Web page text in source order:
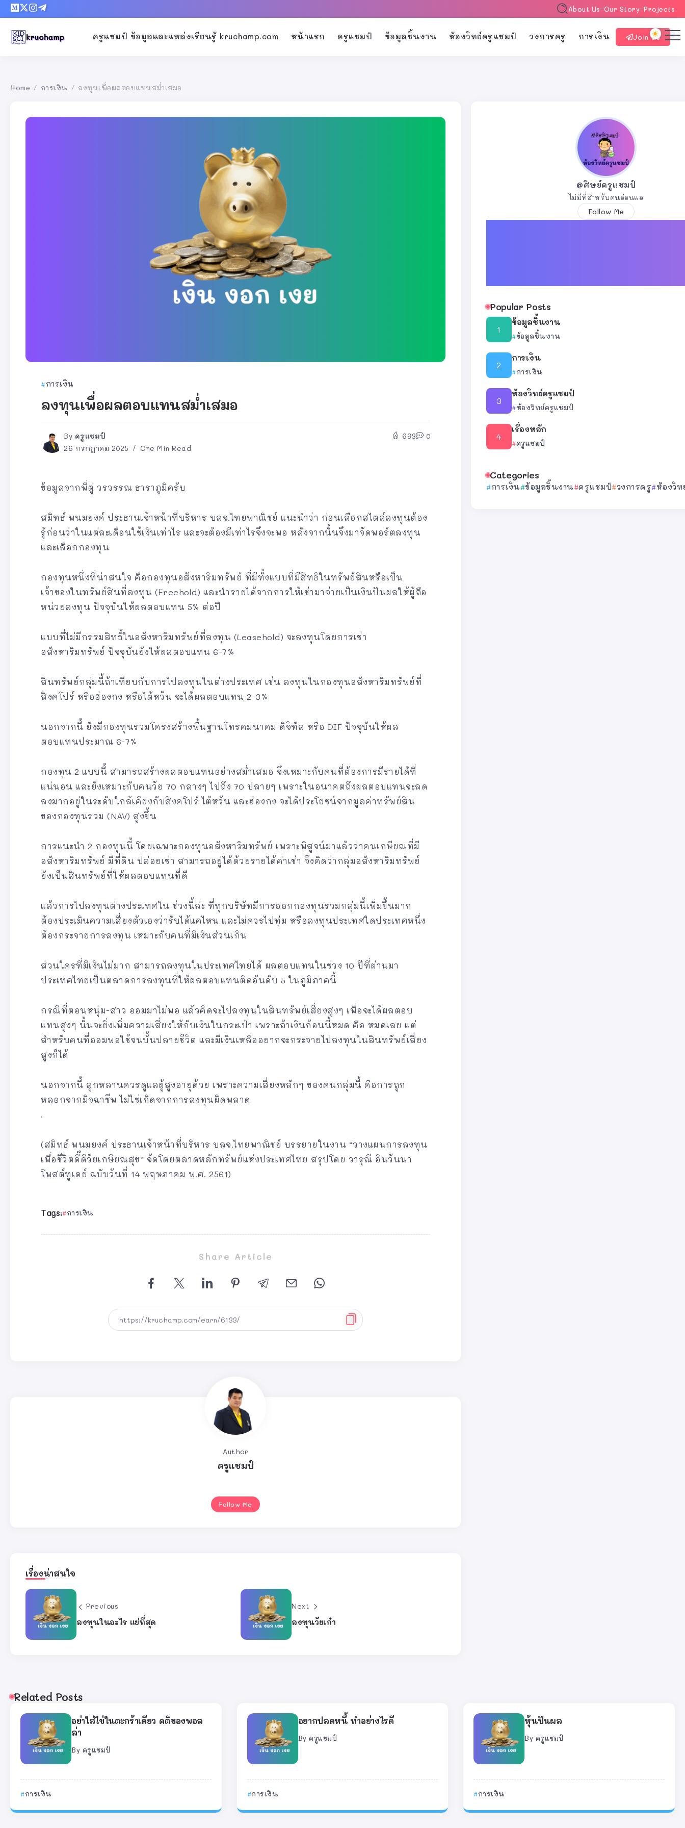
About Us Our Story Projects
ครูแชมป์ ข้อมูลและแหล่งเรียนรู้ kruchamp.com หน้าแรก ครูแชมป์ ข้อมูลชิ้นงาน ห้องวิทย์ครูแชมป์ วงการครู การเงิน Join Us
Home / การเงิน / ลงทุนเพื่อผลตอบแทนสม่ำเสมอ
การเงิน
ลงทุนเพื่อผลตอบแทนสม่ำเสมอ
By ครูแชมป์
26 กรกฎาคม 2025
One Min Read
693 0
ข้อมูลจากพี่ตู่ วรวรรณ ธาราภูมิครับ
สมิทธ์ พนมยงค์ ประธานเจ้าหน้าที่บริหาร บลจ.ไทยพาณิชย์ แนะนำว่า ก่อนเลือกสไตล์ลงทุนต้อง
รู้ก่อนว่าในแต่ละเดือนใช้เงินเท่าไร และจะต้องมีเท่าไรจึงจะพอ หลังจากนั้นจึงมาจัดพอร์ตลงทุน
และเลือกกองทุน
กองทุนหนึ่งที่น่าสนใจ คือกองทุนอสังหาริมทรัพย์ ที่มีทั้งแบบที่มีสิทธิในทรัพย์สินหรือเป็น
เจ้าของในทรัพย์สินที่ลงทุน (Freehold) และนำรายได้จากการให้เช่ามาจ่ายเป็นเงินปันผลให้ผู้ถือ
หน่วยลงทุน ปัจจุบันให้ผลตอบแทน 5% ต่อปี
แบบที่ไม่มีกรรมสิทธิ์ในอสังหาริมทรัพย์ที่ลงทุน (Leasehold) จะลงทุนโดยการเช่า
อสังหาริมทรัพย์ ปัจจุบันยังให้ผลตอบแทน 6-7%
สินทรัพย์กลุ่มนี้ถ้าเทียบกับการไปลงทุนในต่างประเทศ เช่น ลงทุนในกองทุนอสังหาริมทรัพย์ที่
สิงคโปร์ หรือฮ่องกง หรือไต้หวัน จะได้ผลตอบแทน 2-3%
นอกจากนี้ ยังมีกองทุนรวมโครงสร้างพื้นฐานโทรคมนาคม ดิจิทัล หรือ DIF ปัจจุบันให้ผล
ตอบแทนประมาณ 6-7%
กองทุน 2 แบบนี้ สามารถสร้างผลตอบแทนอย่างสม่ำเสมอ จึงเหมาะกับคนที่ต้องการมีรายได้ที่
แน่นอน และยังเหมาะกับคนวัย 70 กลางๆ ไปถึง 70 ปลายๆ เพราะในอนาคตถึงผลตอบแทนจะลด
ลงมากอยู่ในระดับใกล้เคียงกับสิงคโปร์ ไต้หวัน และฮ่องกง จะได้ประโยชน์จากมูลค่าทรัพย์สิน
ของกองทุนรวม (NAV) สูงขึ้น
การแนะนำ 2 กองทุนนี้ โดยเฉพาะกองทุนอสังหาริมทรัพย์ เพราะพิสูจน์มาแล้วว่าคนเกษียณที่มี
อสังหาริมทรัพย์ มีที่ดิน ปล่อยเช่า สามารถอยู่ได้ด้วยรายได้ค่าเช่า จึงคิดว่ากลุ่มอสังหาริมทรัพย์
ยังเป็นสินทรัพย์ที่ให้ผลตอบแทนที่ดี
แล้วการไปลงทุนต่างประเทศใน ช่วงนี้ล่ะ ที่ทุกบริษัทมีการออกกองทุนรวมกลุ่มนี้เพิ่มขึ้นมาก
ต้องประเมินความเสี่ยงตัวเองว่ารับได้แค่ไหน และไม่ควรไปทุ่ม หรือลงทุนประเทศใดประเทศหนึ่ง
ต้องกระจายการลงทุน เหมาะกับคนที่มีเงินส่วนเกิน
ส่วนใครที่มีเงินไม่มาก สามารถลงทุนในประเทศไทยได้ ผลตอบแทนในช่วง 10 ปีที่ผ่านมา
ประเทศไทยเป็นตลาดการลงทุนที่ให้ผลตอบแทนติดอันดับ 5 ในภูมิภาคนี้
กรณีที่ตอนหนุ่ม-สาว ออมมาไม่พอ แล้วคิดจะไปลงทุนในสินทรัพย์เสี่ยงสูงๆ เพื่อจะได้ผลตอบ
แทนสูงๆ นั้นจะยิ่งเพิ่มความเสี่ยงให้กับเงินในกระเป๋า เพราะถ้าเงินก้อนนี้หมด คือ หมดเลย แต่
สำหรับคนที่ออมพอใช้จนบั้นปลายชีวิต และมีเงินเหลืออยากจะกระจายไปลงทุนในสินทรัพย์เสี่ยง
สูงก็ได้
นอกจากนี้ ลูกหลานควรดูแลผู้สูงอายุด้วย เพราะความเสี่ยงหลักๆ ของคนกลุ่มนี้ คือการถูก
หลอกจากมิจฉาชีพ ไม่ใช่เกิดจากการลงทุนผิดพลาด
.
(สมิทธ์ พนมยงค์ ประธานเจ้าหน้าที่บริหาร บลจ.ไทยพาณิชย์ บรรยายในงาน “วางแผนการลงทุน
เพื่อชีวิตดี๊ดีวัยเกษียณสุข” จัดโดยตลาดหลักทรัพย์แห่งประเทศไทย สรุปโดย วารุณี อินวันนา
โพสต์ทูเดย์ ฉบับวันที่ 14 พฤษภาคม พ.ศ. 2561)
Tags: การเงิน
Share Article
Author
ครูแชมป์
Follow Me
เรื่องน่าสนใจ
Previous
ลงทุนในอะไร แย่ที่สุด
Next
ลงทุนวัยเก๋า
@ศิษย์ครูแชมป์
ไม่มีที่สำหรับคนอ่อนแอ
Follow Me
Popular Posts
ข้อมูลชิ้นงาน
ข้อมูลชิ้นงาน
การเงิน
การเงิน
ห้องวิทย์ครูแชมป์
ห้องวิทย์ครูแชมป์
เรื่องหลัก
ครูแชมป์
Categories
การเงิน ข้อมูลชิ้นงาน ครูแชมป์ วงการครู ห้องวิ
Related Posts
อย่าใส่ไข่ในตะกร้าเดียว คติของพอล
ล่า
By ครูแชมป์
การเงิน
อยากปลดหนี้ ทำอย่างไรดี
By ครูแชมป์
การเงิน
หุ้นปันผล
By ครูแชมป์
การเงิน